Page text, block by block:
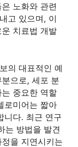
노화와 관련
고 있으며, 이
치료법 개발
의 대표적인 예
으로, 세포 분
중요한 역할
로미어는 짧아
니다. 최근 연구
는 방법을 발견
을 지연시키는